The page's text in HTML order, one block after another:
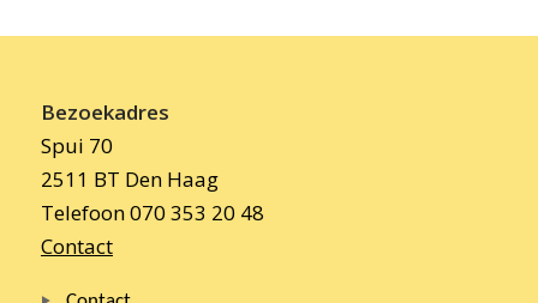
Bezoekadres
Spui 70
2511 BT Den Haag
Telefoon 070 353 20 48
Contact